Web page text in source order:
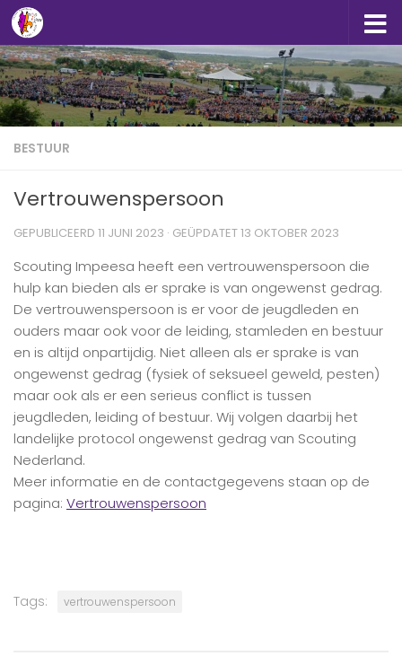
Doorgaan naar inhoud
BESTUUR
Vertrouwenspersoon
GEPUBLICEERD 11 JUNI 2023 · GEÜPDATET13 OKTOBER 2023
Scouting Impeesa heeft een vertrouwenspersoon die
hulp kan bieden als er sprake is van ongewenst gedrag.
De vertrouwenspersoon is er voor de jeugdleden en
ouders maar ook voor de leiding, stamleden en bestuur
en is altijd onpartijdig. Niet alleen als er sprake is van
ongewenst gedrag (fysiek of seksueel geweld, pesten)
maar ook als er een serieus conflict is tussen
jeugdleden, leiding of bestuur. Wij volgen daarbij het
landelijke protocol ongewenst gedrag van Scouting
Nederland.
Meer informatie en de contactgegevens staan op de
pagina: Vertrouwenspersoon
Tags: vertrouwenspersoon